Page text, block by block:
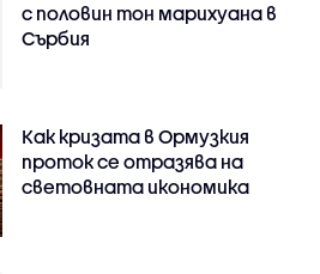
с половин тон марихуана в
Сърбия
Как кризата в Ормузкия
проток се отразява на
световната икономика